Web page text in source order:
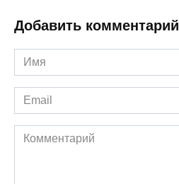
Добавить комментарий
Имя
*
Email
*
Комментарий